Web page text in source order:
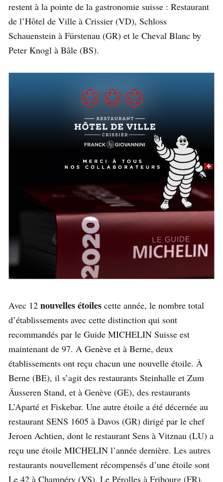
restent à la pointe de la gastronomie suisse : Restaurant
de l’Hôtel de Ville à Crissier (VD), Schloss
Schauenstein à Fürstenau (GR) et le Cheval Blanc by
Peter Knogl à Bâle (BS).
Avec 12 nouvelles étoiles cette année, le nombre total
d’établissements avec cette distinction qui sont
recommandés par le Guide MICHELIN Suisse est
maintenant de 97. A Genève et à Berne, deux
établissements ont reçu chacun une nouvelle étoile. À
Berne (BE), il s’agit des restaurants Steinhalle et Zum
Äusseren Stand, et à Genève (GE), des restaurants
L’Aparté et Fiskebar. Une autre étoile a été décernée au
restaurant SENS 1605 à Davos (GR) dirigé par le chef
Jeroen Achtien, dont le restaurant Sens à Vitznau (LU) a
reçu une étoile MICHELIN l’année dernière. Les autres
restaurants nouvellement récompensés d’une étoile sont
Le 42 à Champéry (VS), Le Pérolles à Fribourg (FR),